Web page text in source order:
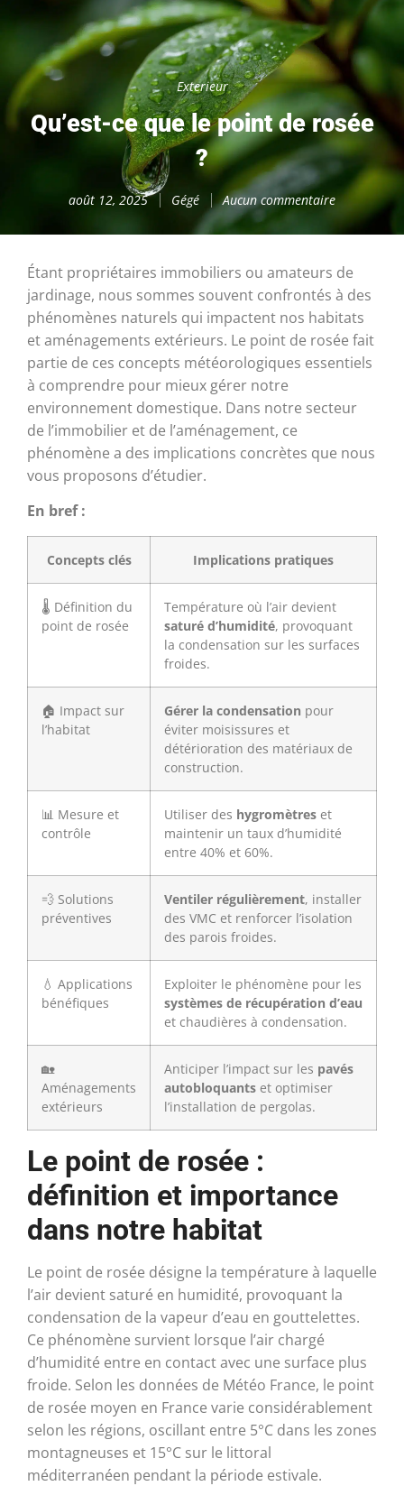
Exterieur
Qu’est-ce que le point de rosée
?
août 12, 2025 Gégé Aucun commentaire
Étant propriétaires immobiliers ou amateurs de
jardinage, nous sommes souvent confrontés à des
phénomènes naturels qui impactent nos habitats
et aménagements extérieurs. Le point de rosée fait
partie de ces concepts météorologiques essentiels
à comprendre pour mieux gérer notre
environnement domestique. Dans notre secteur
de l’immobilier et de l’aménagement, ce
phénomène a des implications concrètes que nous
vous proposons d’étudier.
En bref :
Concepts clés Implications pratiques
🌡️ Définition du
point de rosée
Température où l’air devient
saturé d’humidité, provoquant
la condensation sur les surfaces
froides.
🏠 Impact sur
l’habitat
Gérer la condensation pour
éviter moisissures et
détérioration des matériaux de
construction.
📊 Mesure et
contrôle
Utiliser des hygromètres et
maintenir un taux d’humidité
entre 40% et 60%.
💨 Solutions
préventives
Ventiler régulièrement, installer
des VMC et renforcer l’isolation
des parois froides.
💧 Applications
bénéfiques
Exploiter le phénomène pour les
systèmes de récupération d’eau
et chaudières à condensation.
🏡
Aménagements
extérieurs
Anticiper l’impact sur les pavés
autobloquants et optimiser
l’installation de pergolas.
Le point de rosée :
définition et importance
dans notre habitat
Le point de rosée désigne la température à laquelle
l’air devient saturé en humidité, provoquant la
condensation de la vapeur d’eau en gouttelettes.
Ce phénomène survient lorsque l’air chargé
d’humidité entre en contact avec une surface plus
froide. Selon les données de Météo France, le point
de rosée moyen en France varie considérablement
selon les régions, oscillant entre 5°C dans les zones
montagneuses et 15°C sur le littoral
méditerranéen pendant la période estivale.